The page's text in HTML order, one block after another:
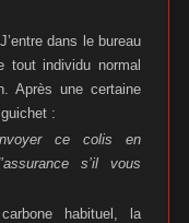
dans le bureau
individu normal
Après une certaine
:
ce colis en
s’il vous
habituel, la